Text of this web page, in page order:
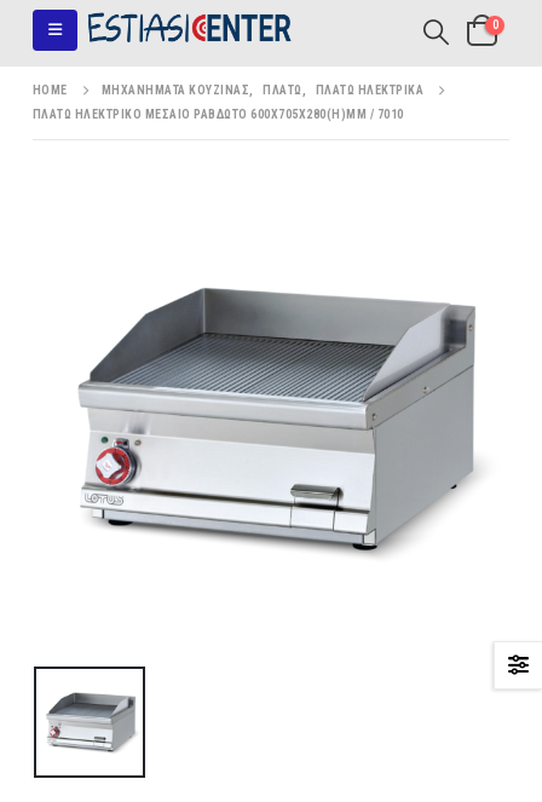
0
HOME ΜΗΧΑΝΉΜΑΤΑ ΚΟΥΖΊΝΑΣ ΠΛΑΤΏ
ΠΛΑΤΏ ΗΛΕΚΤΡΙΚΆ
ΠΛΑΤΏ ΗΛΕΚΤΡΙΚΌ ΜΕΣΑΊΟ ΡΑΒΔΩΤΌ 600X705X280(H)MM / 7010